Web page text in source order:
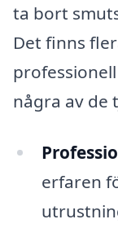
ta bort
Det finns
några av de
erfaren